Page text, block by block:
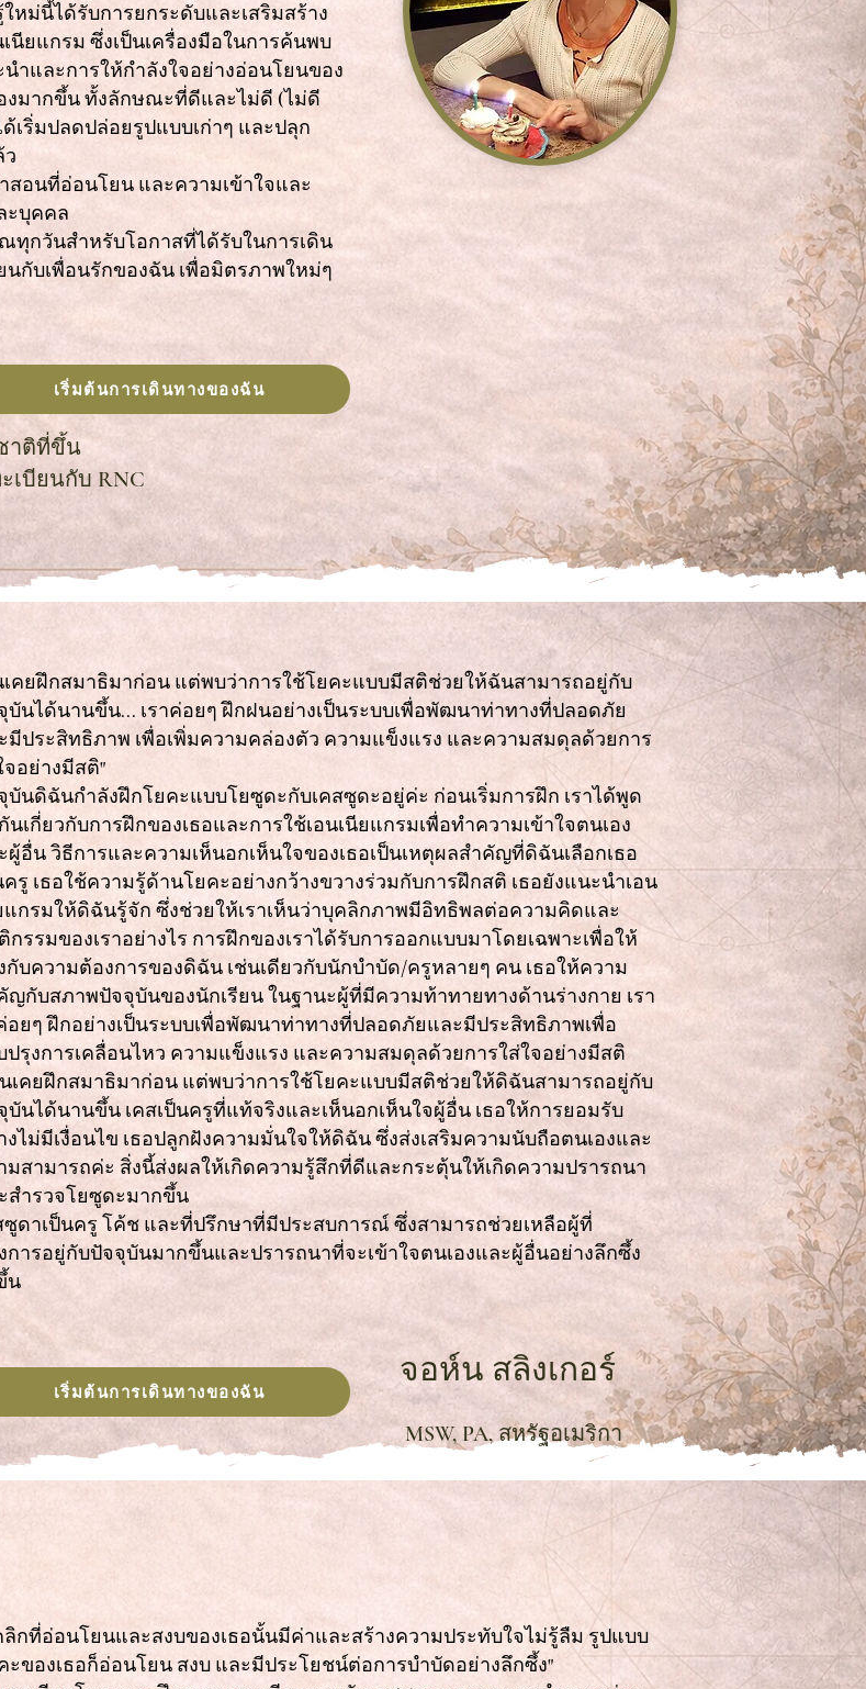
หม่นี้ได้รับการยกระดับและเสริมสร้าง
นียแกรม ซึ่งเป็นเครื่องมือในการค้นพบ
และการให้กำลังใจอย่างอ่อนโยนของ
งมากขึ้น ทั้งลักษณะที่ดีและไม่ดี (ไม่ดี
เริ่มปลดปล่อยรูปแบบเก่าๆ และปลุก
อนที่อ่อนโยน และความเข้าใจและ
ะบุคคล
ทุกวันสำหรับโอกาสที่ได้รับในการเดิน
นกับเพื่อนรักของฉัน เพื่อมิตรภาพใหม่ๆ
เริ่มต้นการเดินทางของฉัน
าติที่ขึ้น
บียนกับ RNC
คยฝึกสมาธิมาก่อน แต่พบว่าการใช้โยคะแบบมีสติช่วยให้ฉันสามารถอยู่กับ
บันได้นานขึ้น... เราค่อยๆ ฝึกฝนอย่างเป็นระบบเพื่อพัฒนาท่าทางที่ปลอดภัย
มีประสิทธิภาพ เพื่อเพิ่มความคล่องตัว ความแข็งแรง และความสมดุลด้วยการ
จอย่างมีสติ"
บันดิฉันกำลังฝึกโยคะแบบโยซูดะกับเคสซูดะอยู่ค่ะ ก่อนเริ่มการฝึก เราได้พูด
นเกี่ยวกับการฝึกของเธอและการใช้เอนเนียแกรมเพื่อทำความเข้าใจตนเอง
ผู้อื่น วิธีการและความเห็นอกเห็นใจของเธอเป็นเหตุผลสำคัญที่ดิฉันเลือกเธอ
ครู เธอใช้ความรู้ด้านโยคะอย่างกว้างขวางร่วมกับการฝึกสติ เธอยังแนะนำเอน
แกรมให้ดิฉันรู้จัก ซึ่งช่วยให้เราเห็นว่าบุคลิกภาพมีอิทธิพลต่อความคิดและ
กรรมของเราอย่างไร การฝึกของเราได้รับการออกแบบมาโดยเฉพาะเพื่อให้
กับความต้องการของดิฉัน เช่นเดียวกับนักบำบัด/ครูหลายๆ คน เธอให้ความ
ญกับสภาพปัจจุบันของนักเรียน ในฐานะผู้ที่มีความท้าทายทางด้านร่างกาย เรา
อยๆ ฝึกอย่างเป็นระบบเพื่อพัฒนาท่าทางที่ปลอดภัยและมีประสิทธิภาพเพื่อ
ปรุงการเคลื่อนไหว ความแข็งแรง และความสมดุลด้วยการใส่ใจอย่างมีสติ
เคยฝึกสมาธิมาก่อน แต่พบว่าการใช้โยคะแบบมีสติช่วยให้ดิฉันสามารถอยู่กับ
บันได้นานขึ้น เคสเป็นครูที่แท้จริงและเห็นอกเห็นใจผู้อื่น เธอให้การยอมรับ
งไม่มีเงื่อนไข เธอปลูกฝังความมั่นใจให้ดิฉัน ซึ่งส่งเสริมความนับถือตนเองและ
มสามารถค่ะ สิ่งนี้ส่งผลให้เกิดความรู้สึกที่ดีและกระตุ้นให้เกิดความปรารถนา
สำรวจโยซูดะมากขึ้น
ซูดาเป็นครู โค้ช และที่ปรึกษาที่มีประสบการณ์ ซึ่งสามารถช่วยเหลือผู้ที่
การอยู่กับปัจจุบันมากขึ้นและปรารถนาที่จะเข้าใจตนเองและผู้อื่นอย่างลึกซึ้ง
น
เริ่มต้นการเดินทางของฉัน
จอห์น สลิงเกอร์
MSW, PA, สหรัฐอเมริกา
ลิกที่อ่อนโยนและสงบของเธอนั้นมีค่าและสร้างความประทับใจไม่รู้ลืม รูปแบบ
ะของเธอก็อ่อนโยน สงบ และมีประโยชน์ต่อการบำบัดอย่างลึกซึ้ง"